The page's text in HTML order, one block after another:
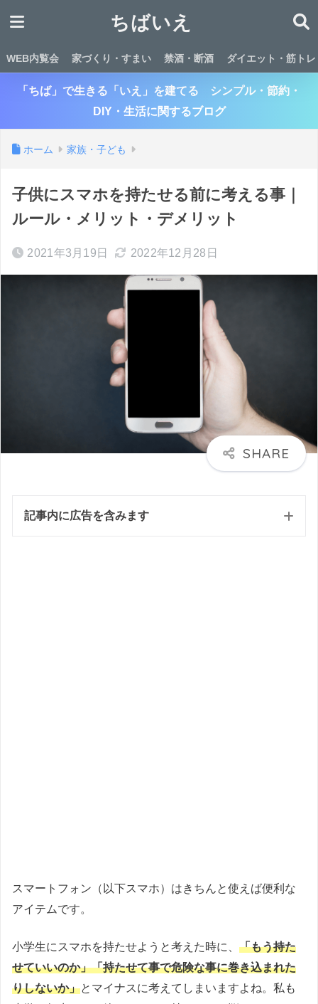
ちばいえ
WEB内覧会 家づくり・すまい 禁酒・断酒 ダイエット・筋トレ
「ちば」で生きる「いえ」を建てる シンプル・節約・
DIY・生活に関するブログ
ホーム 家族・子ども
子供にスマホを持たせる前に考える事｜
ルール・メリット・デメリット
2021年3月19日 2022年12月28日
記事内に広告を含みます
スマートフォン（以下スマホ）はきちんと使えば便利な
アイテムです。
小学生にスマホを持たせようと考えた時に、 「もう持た
せていいのか」「持たせて事で危険な事に巻き込まれた
りしないか」とマイナスに考えてしまいますよね。私も